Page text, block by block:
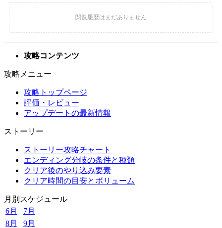
攻略コンテンツ
攻略メニュー
攻略トップページ
評価・レビュー
アップデートの最新情報
ストーリー
ストーリー攻略チャート
エンディング分岐の条件と種類
クリア後のやり込み要素
クリア時間の目安とボリューム
月別スケジュール
6月
7月
8月
9月